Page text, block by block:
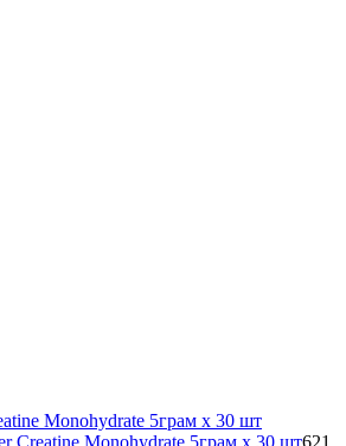
Creatine Monohydrate 5грам х 30 шт621